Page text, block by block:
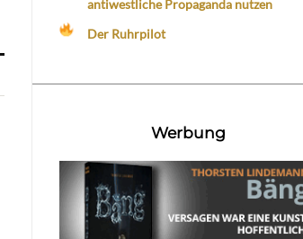
antiwestliche Propaganda nutzen
Der Ruhrpilot
Werbung